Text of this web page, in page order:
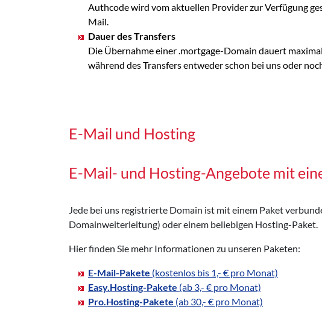
Authcode wird vom aktuellen Provider zur Verfügung
Mail.
Dauer des Transfers
Die Übernahme einer .mortgage-Domain dauert
während des Transfers entweder schon bei uns oder
E-Mail und Hosting
E-Mail- und Hosting-Angebote mit
Jede bei uns registrierte Domain ist mit einem Paket
Domainweiterleitung) oder einem beliebigen Hosting-Paket.
Hier finden Sie mehr Informationen zu unseren Paketen:
E-Mail-Pakete (kostenlos bis 1,- € pro Monat)
Easy.Hosting-Pakete (ab 3,- € pro Monat)
Pro.Hosting-Pakete (ab 30,- € pro Monat)